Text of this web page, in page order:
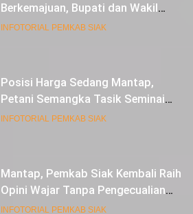
Berkemajuan, Bupati dan Wakil
Bupati Siak Terima Gelar Adat
INFOTORIAL PEMKAB SIAK
Posisi Harga Sedang Mantap,
Petani Semangka Tasik Seminai
Raup Untung
INFOTORIAL PEMKAB SIAK
Mantap, Pemkab Siak Kembali Raih
Opini Wajar Tanpa Pengecualian
ke-13 Dari BPK RI.
INFOTORIAL PEMKAB SIAK